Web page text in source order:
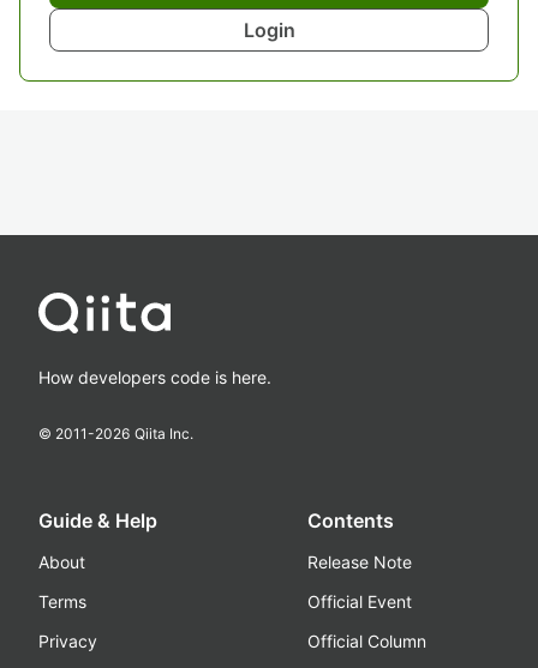
Login
How developers code is here.
© 2011-2026 Qiita Inc.
Guide & Help
About
Terms
Privacy
Contents
Release Note
Official Event
Official Column